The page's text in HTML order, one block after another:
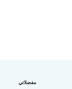
مفضلاتي